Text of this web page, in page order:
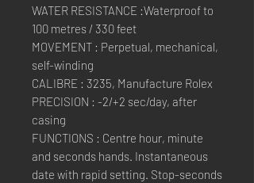
WATER RESISTANCE :Waterproof to
100 metres / 330 feet
MOVEMENT : Perpetual, mechanical,
self-winding
CALIBRE : 3235, Manufacture Rolex
PRECISION : -2/+2 sec/day, after
casing
FUNCTIONS : Centre hour, minute
and seconds hands. Instantaneous
date with rapid setting. Stop-seconds